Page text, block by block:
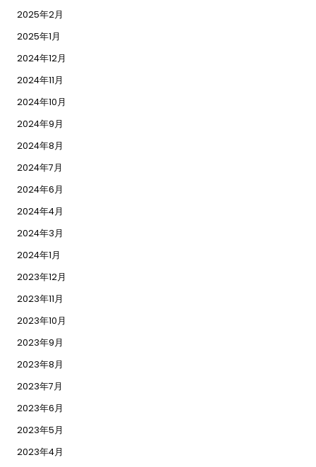
2025年2月
2025年1月
2024年12月
2024年11月
2024年10月
2024年9月
2024年8月
2024年7月
2024年6月
2024年4月
2024年3月
2024年1月
2023年12月
2023年11月
2023年10月
2023年9月
2023年8月
2023年7月
2023年6月
2023年5月
2023年4月